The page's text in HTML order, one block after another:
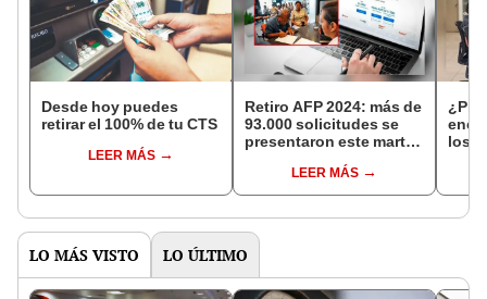
Desde hoy puedes
retirar el 100% de tu CTS
LEER MÁS
Retiro AFP 2024: más de
93.000 solicitudes se
presentaron este martes
LEER MÁS
los
LO MÁS VISTO LO ÚLTIMO